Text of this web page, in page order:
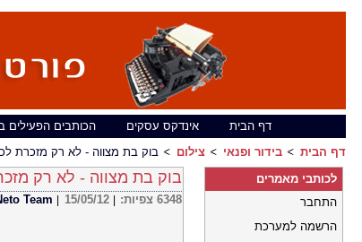
דף הבית אינדקס עסקים הכותבים הפעילים
דף הבית
בידור ופנאי צילום בוק בת מצווה - לא רק מזכרת
בוק בת מצווה - לא רק
Team 15/05/12 צפיות: 6348
לכותבי מאמרים
התחבר
הרשמה למערכת